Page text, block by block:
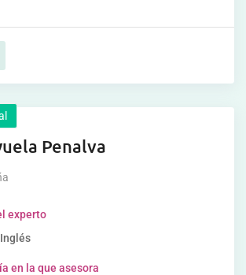
Penalva
experto
en la que asesora